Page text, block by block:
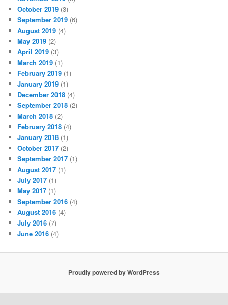
October 2019 (3)
September 2019 (6)
August 2019 (4)
May 2019 (2)
April 2019 (3)
March 2019 (1)
February 2019 (1)
January 2019 (1)
December 2018 (4)
September 2018 (2)
March 2018 (2)
February 2018 (4)
January 2018 (1)
October 2017 (2)
September 2017 (1)
August 2017 (1)
July 2017 (1)
May 2017 (1)
September 2016 (4)
August 2016 (4)
July 2016 (7)
June 2016 (4)
Proudly powered by WordPress